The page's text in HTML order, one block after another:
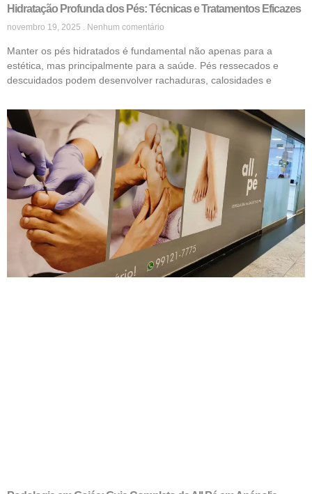
Hidratação Profunda dos Pés: Técnicas e Tratamentos Eficazes
novembro 19, 2025 Nenhum comentário
Manter os pés hidratados é fundamental não apenas para a
estética, mas principalmente para a saúde. Pés ressecados e
descuidados podem desenvolver rachaduras, calosidades e